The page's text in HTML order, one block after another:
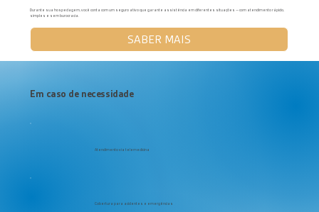
Durante sua hospedagem, você conta com um seguro ativo que garante assistência em diferentes situações — com atendimento rápido,
simples e sem burocracia.
SABER MAIS
Em caso de necessidade
Atendimento via telemedicina
Cobertura para acidentes e emergências